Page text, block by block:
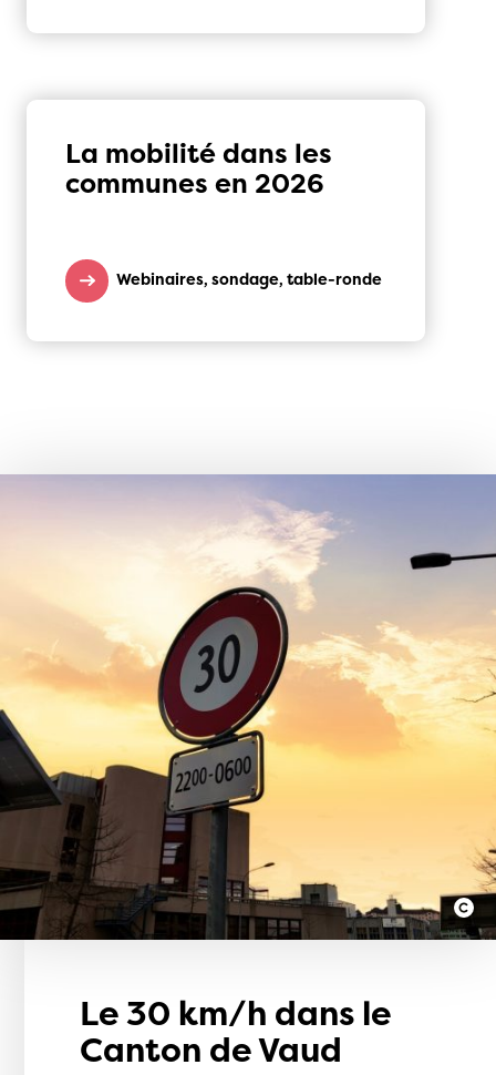
La mobilité dans les
communes en 2026
Webinaires, sondage, table-ronde
Le 30 km/h dans le
Canton de Vaud